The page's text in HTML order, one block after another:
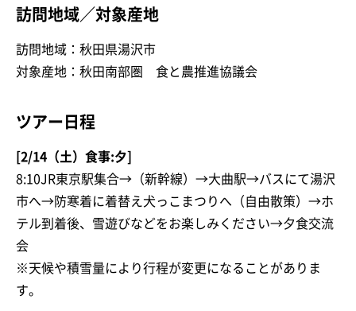
訪問地域／対象産地
訪問地域：秋田県湯沢市
対象産地：秋田南部圏 食と農推進協議会
ツアー日程
[2/14（土）食事:夕]
8:10JR東京駅集合→（新幹線）→大曲駅→バスにて湯沢
市へ→防寒着に着替え犬っこまつりへ（自由散策）→ホ
テル到着後、雪遊びなどをお楽しみください→夕食交流
会
※天候や積雪量により行程が変更になることがありま
す。